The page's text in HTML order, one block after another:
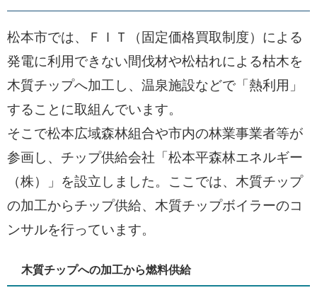
松本市では、ＦＩＴ（固定価格買取制度）による
発電に利用できない間伐材や松枯れによる枯木を
木質チップへ加工し、温泉施設などで「熱利用」
することに取組んでいます。
そこで松本広域森林組合や市内の林業事業者等が
参画し、チップ供給会社「松本平森林エネルギー
（株）」を設立しました。ここでは、木質チップ
の加工からチップ供給、木質チップボイラーのコ
ンサルを行っています。
木質チップへの加工から燃料供給